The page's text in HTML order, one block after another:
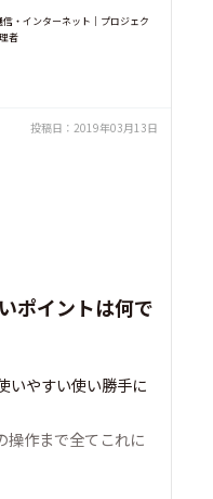
信・インターネット｜プロジェク
者
投稿日： 2019年03月13日
ポイントは何で
いやすい使い勝手に
作まで全てこれに